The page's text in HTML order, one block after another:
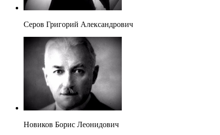
Серов Григорий Александрович
Новиков Борис Леонидович